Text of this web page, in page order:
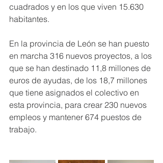
cuadrados y en los que viven 15.630
habitantes.
En la provincia de León se han puesto
en marcha 316 nuevos proyectos, a los
que se han destinado 11,8 millones de
euros de ayudas, de los 18,7 millones
que tiene asignados el colectivo en
esta provincia, para crear 230 nuevos
empleos y mantener 674 puestos de
trabajo.